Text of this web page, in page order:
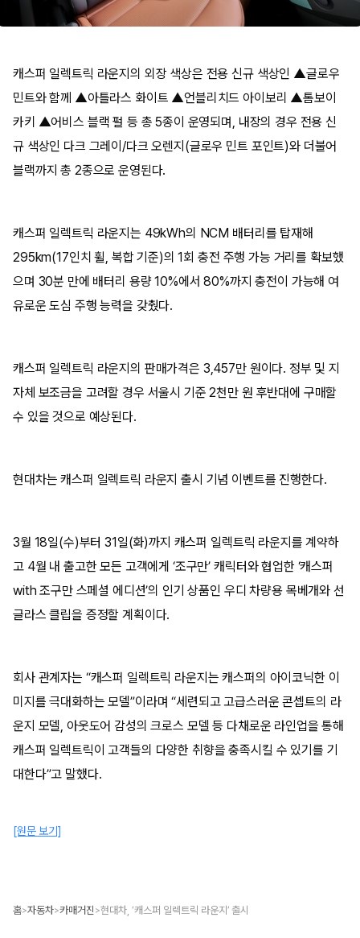
캐스퍼 일렉트릭 라운지의 외장 색상은 전용 신규 색상인 ▲글로우
민트와 함께 ▲아틀라스 화이트 ▲언블리치드 아이보리 ▲톰보이
카키 ▲어비스 블랙 펄 등 총 5종이 운영되며, 내장의 경우 전용 신
규 색상인 다크 그레이/다크 오렌지(글로우 민트 포인트)와 더불어
블랙까지 총 2종으로 운영된다.
캐스퍼 일렉트릭 라운지는 49kWh의 NCM 배터리를 탑재해
295km(17인치 휠, 복합 기준)의 1회 충전 주행 가능 거리를 확보했
으며 30분 만에 배터리 용량 10%에서 80%까지 충전이 가능해 여
유로운 도심 주행 능력을 갖췄다.
캐스퍼 일렉트릭 라운지의 판매가격은 3,457만 원이다. 정부 및 지
자체 보조금을 고려할 경우 서울시 기준 2천만 원 후반대에 구매할
수 있을 것으로 예상된다.
현대차는 캐스퍼 일렉트릭 라운지 출시 기념 이벤트를 진행한다.
3월 18일(수)부터 31일(화)까지 캐스퍼 일렉트릭 라운지를 계약하
고 4월 내 출고한 모든 고객에게 ‘조구만’ 캐릭터와 협업한 ‘캐스퍼
with 조구만 스페셜 에디션’의 인기 상품인 우디 차량용 목베개와 선
글라스 클립을 증정할 계획이다.
회사 관계자는 “캐스퍼 일렉트릭 라운지는 캐스퍼의 아이코닉한 이
미지를 극대화하는 모델”이라며 “세련되고 고급스러운 콘셉트의 라
운지 모델, 아웃도어 감성의 크로스 모델 등 다채로운 라인업을 통해
캐스퍼 일렉트릭이 고객들의 다양한 취향을 충족시킬 수 있기를 기
대한다”고 말했다.
[원문 보기]
홈>자동차>카매거진 >현대차, ‘캐스퍼 일렉트릭 라운지’ 출시